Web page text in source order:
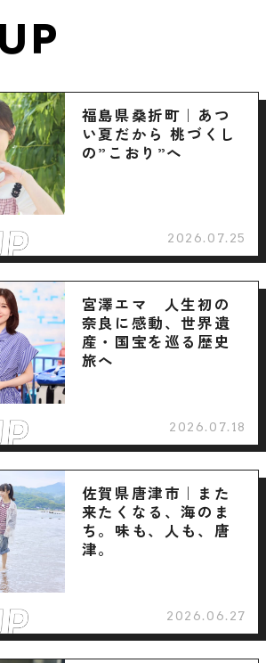
福島県桑折町｜あつ
い夏だから 桃づくし
の”こおり”へ
2026.07.25
宮澤エマ 人生初の
奈良に感動、世界遺
産・国宝を巡る歴史
旅へ
2026.07.18
佐賀県唐津市｜また
来たくなる、海のま
ち。味も、人も、唐
津。
2026.06.27